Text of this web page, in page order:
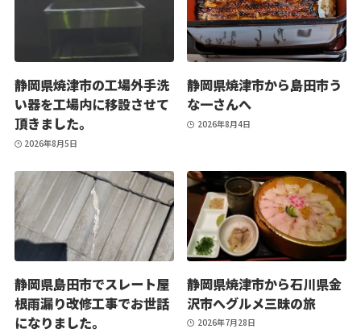
静岡県焼津市の工場外手洗
い器を工場内に移設させて
頂きました。
2026年8月5日
静岡県焼津市から島田市う
な一さんへ
2026年8月4日
静岡県島田市でスレート屋
根雨漏り改修工事でお世話
になりました。
静岡県焼津市から石川県金
沢市へグルメ三昧の旅
2026年7月28日